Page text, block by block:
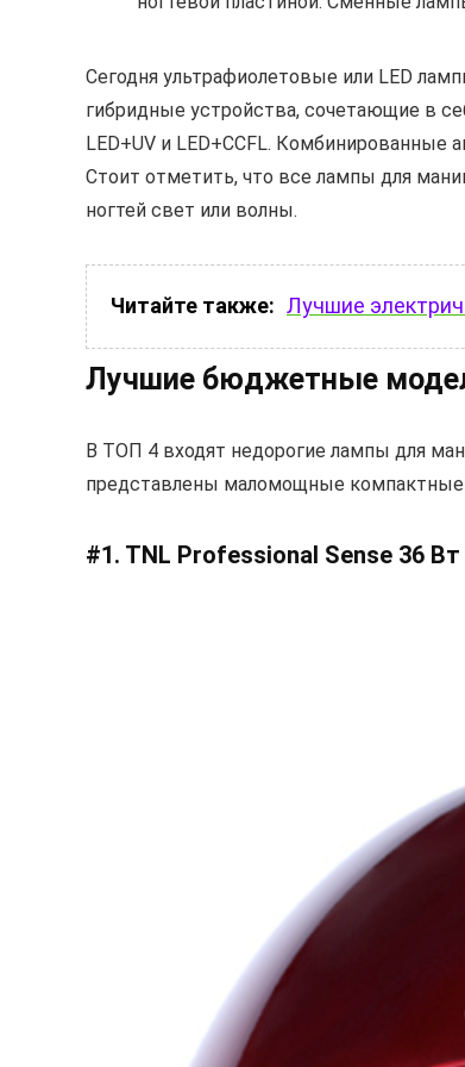
Сегодня ультрафиолетовые или LED
гибридные устройства, сочетающие в
LED+UV и LED+CCFL. Комбинированные
Стоит отметить, что все лампы для
ногтей свет или волны.
Читайте также: Лучшие
Лучшие бюджетные
В ТОП 4 входят недорогие лампы для
представлены маломощные компактные
#1. TNL Professional Sense 36 Вт